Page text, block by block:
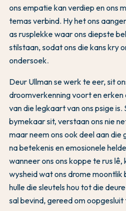
ons empatie kan verdiep en ons
temas verbind. Hy het ons
as rusplekke waar ons diepste
stilstaan, sodat ons die kans kry
ondersoek.
Deur Ullman se werk te eer, sit
droomverkenning voort en erken
van die legkaart van ons psige is.
bymekaar sit, verstaan ons nie
maar neem ons ook deel aan die
na betekenis en emosionele
wanneer ons ons koppe te rus lê,
wysheid wat ons drome
hulle die sleutels hou tot die
sal bevind, gereed om oopgesluit